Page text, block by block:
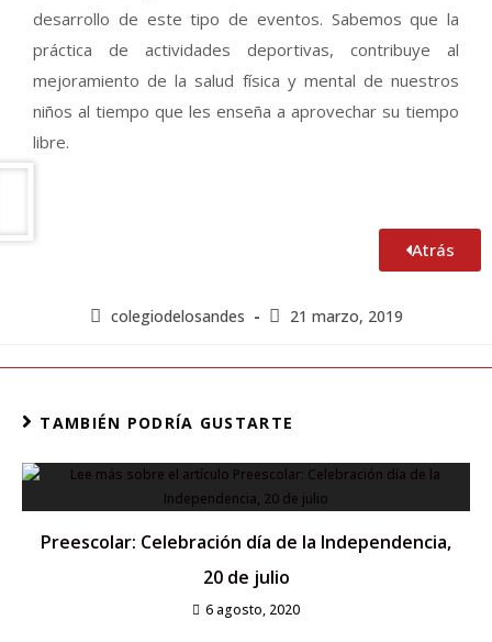
desarrollo de este tipo de eventos. Sabemos que la
práctica de actividades deportivas, contribuye al
mejoramiento de la salud física y mental de nuestros
niños al tiempo que les enseña a aprovechar su tiempo
libre.
Atrás
colegiodelosandes 21 marzo, 2019
TAMBIÉN PODRÍA GUSTARTE
Preescolar: Celebración día de la Independencia,
20 de julio
6 agosto, 2020